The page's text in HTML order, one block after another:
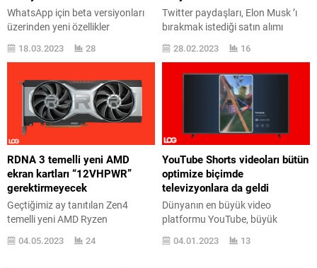
teknolojilerinin uydu sistemleriyle
entegrasyonu üzerine yapılan
standartlaşma ve...
WhatsApp için beta versiyonları
üzerinden yeni özellikler
bulunmaya devam ediliyor. Bu
sefer odak nokta gruplar.
bir aktüelleme yapılmış ve 512
karakter gruplar duyurulmuştu.
Şirket bunu kendi şöyle
açıklamıştı: “Aralıksız olarak
aldığımız en ehemmiyetli
arzlardan bkocaman, bir sohbete
daha fazla şahıs ekleme
alternatifi oldu. Bu sebeple şimdi
bir gruba...
18.03.2023 28
Twitter paydaşları, Elon Musk ’ı
bırakmak istediği satın alımı
onayladı. Duruşma evvelinde
ehemmiyetli bir adım atıldı.
dava için ilk mahkeme 17 Ekim
tarihinde yapılacak. Musk ve
takımı daha evvel davanın 2023 ’e
ertelenmesini istemişti ancak bu
vaziyet sürecin daha fazla
uzamaması için kabul
edilmemişti. Söylendiği...
28.02.2023 16
RDNA 3 temelli yeni AMD
ekran kartları “12VHPWR”
gerektirmeyecek
Geçtiğimiz ay tanıtılan Zen4
temelli yeni AMD Ryzen
harekâtçılar sonrasında gizeme
merak edilen yeni RDNA 3 ekran
04.05.2023 24
YouTube Shorts videoları bütün
optimize biçimde
televizyonlara da geldi
Dünyanın en büyük video
platformu YouTube, büyük
önemsediği YouTube Shorts
tarafını televizyonlara
04.01.2023 13